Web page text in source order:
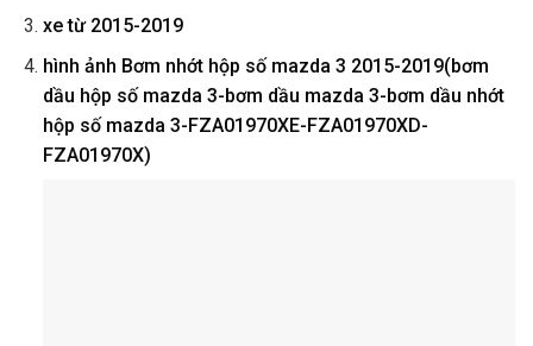
xe từ 2015-2019
hình ảnh Bơm nhớt hộp số mazda 3 2015-2019(bơm
dầu hộp số mazda 3-bơm dầu mazda 3-bơm dầu nhớt
hộp số mazda 3-FZA01970XE-FZA01970XD-
FZA01970X)